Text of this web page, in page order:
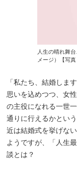
人生の晴れ舞
メージ）【写真
「私たち、結婚しま
思いを込めつつ、女
の主役になれる一世
通りに行えるかとい
近は結婚式を挙げな
ようですが、「人生
談とは？